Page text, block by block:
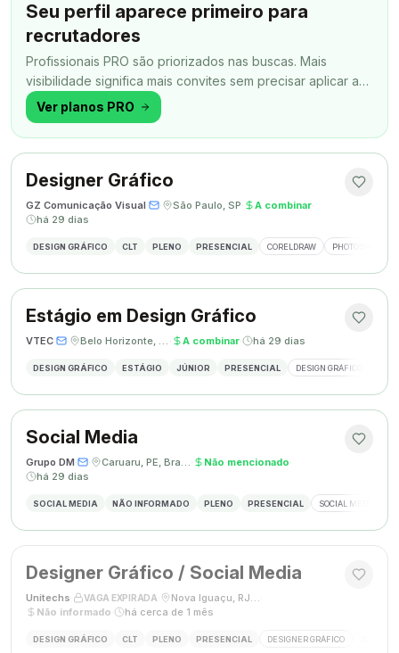
Seu perfil aparece primeiro para
recrutadores
Profissionais PRO são priorizados nas buscas. Mais
visibilidade significa mais convites sem precisar aplicar a
todo momento.
Ver planos PRO
Designer Gráfico
GZ Comunicação Visual· · São Paulo, SP· A combinar·
há 29 dias
DESIGN GRÁFICO CLT PLENO PRESENCIAL CORELDRAW PHOTOSHOP
Estágio em Design Gráfico
VTEC· · Belo Horizonte, MG · A combinar· há 29 dias
DESIGN GRÁFICO ESTÁGIO JÚNIOR PRESENCIAL DESIGN GRÁFICO
Social Media
Grupo DM· · Caruaru, PE, Brasil· Não mencionado·
há 29 dias
SOCIAL MEDIA NÃO INFORMADO PLENO PRESENCIAL SOCIAL MEDIA
Designer Gráfico / Social Media
Unitechs VAGA EXPIRADA Nova Iguaçu, RJ, Brasil
Não informado
há cerca de 1 mês
DESIGN GRÁFICO CLT PLENO PRESENCIAL DESIGNER GRÁFICO